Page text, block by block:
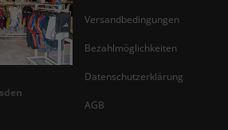
Versandbedingungen
Bezahlmöglichkeiten
Datenschutzerklärung
AGB